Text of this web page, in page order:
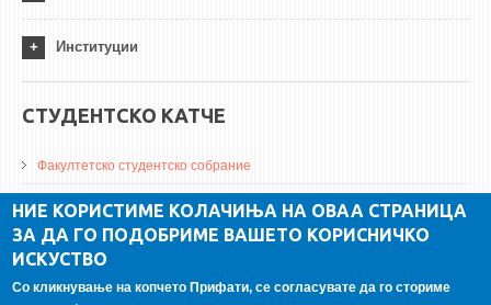
Институции
СТУДЕНТСКО КАТЧЕ
Факултетско студентско собрание
ДА Винчи магазин
Алумни асоцијација
НИЕ КОРИСТИМЕ КОЛАЧИЊА НА ОВАА СТРАНИЦА
ЗА ДА ГО ПОДОБРИМЕ ВАШЕТО КОРИСНИЧКО
ИСКУСТВО
Со кликнување на копчето Прифати, се согласувате да го сториме